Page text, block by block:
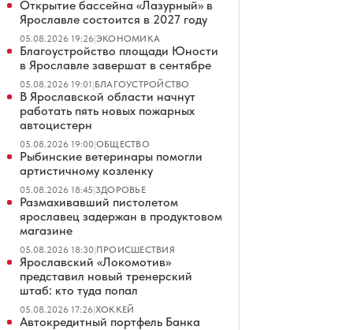
Открытие бассейна «Лазурный» в
Ярославле состоится в 2027 году
05.08.2026 19:26|ЭКОНОМИКА
Благоустройство площади Юности
в Ярославле завершат в сентябре
05.08.2026 19:01|БЛАГОУСТРОЙСТВО
В Ярославской области начнут
работать пять новых пожарных
автоцистерн
05.08.2026 19:00|ОБЩЕСТВО
Рыбинские ветеринары помогли
артистичному козленку
05.08.2026 18:45|ЗДОРОВЬЕ
Размахивавший пистолетом
ярославец задержан в продуктовом
магазине
05.08.2026 18:30|ПРОИСШЕСТВИЯ
Ярославский «Локомотив»
представил новый тренерский
штаб: кто туда попал
05.08.2026 17:26|ХОККЕЙ
Автокредитный портфель Банка